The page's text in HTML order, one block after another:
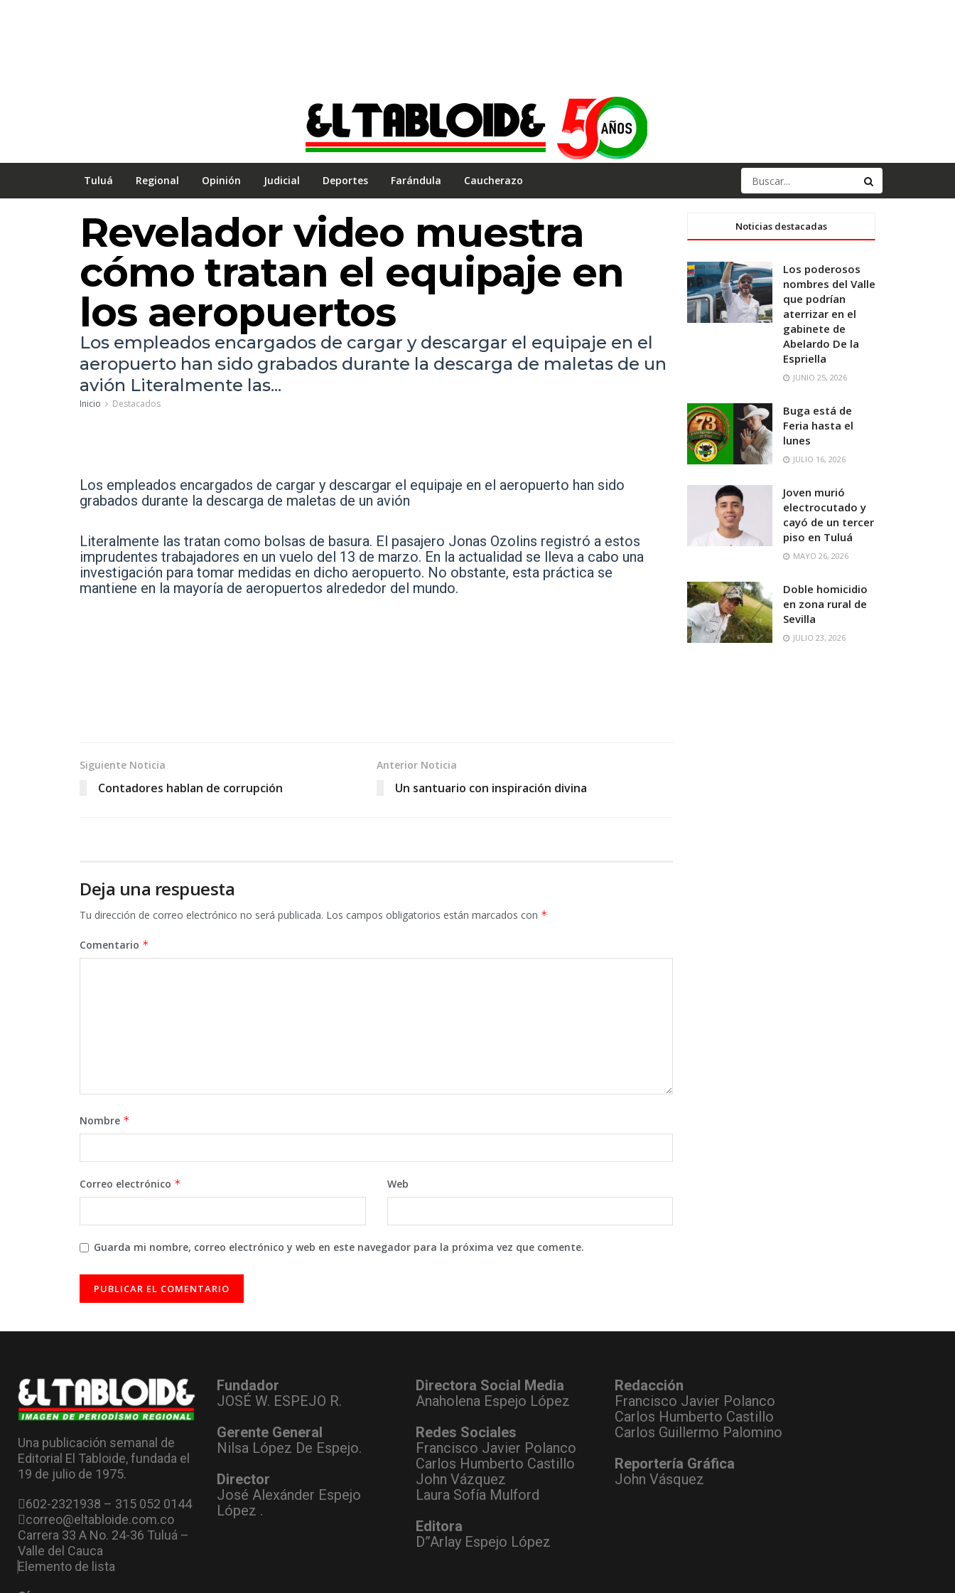
Tuluá Regional Opinión Judicial Deportes Farándula Caucherazo
Revelador video muestra
cómo tratan el equipaje en
los aeropuertos
Los empleados encargados de cargar y descargar el equipaje en el
aeropuerto han sido grabados durante la descarga de maletas de un
avión Literalmente las...
Inicio Destacados
Los empleados encargados de cargar y descargar el equipaje en el aeropuerto han sido
grabados durante la descarga de maletas de un avión
Literalmente las tratan como bolsas de basura. El pasajero Jonas Ozolins registró a estos
imprudentes trabajadores en un vuelo del 13 de marzo. En la actualidad se lleva a cabo una
investigación para tomar medidas en dicho aeropuerto. No obstante, esta práctica se
mantiene en la mayoría de aeropuertos alrededor del mundo.
Siguiente Noticia
Contadores hablan de corrupción
Anterior Noticia
Un santuario con inspiración divina
Deja una respuesta
Tu dirección de correo electrónico no será publicada. Los campos obligatorios están marcados con *
Comentario *
Nombre *
Correo electrónico * Web
Guarda mi nombre, correo electrónico y web en este navegador para la próxima vez que comente.
Noticias destacadas
Los poderosos
nombres del Valle
que podrían
aterrizar en el
gabinete de
Abelardo De la
Espriella
JUNIO 25, 2026
Buga está de
Feria hasta el
lunes
JULIO 16, 2026
Joven murió
electrocutado y
cayó de un tercer
piso en Tuluá
MAYO 26, 2026
Doble homicidio
en zona rural de
Sevilla
JULIO 23, 2026
Una publicación semanal de
Editorial El Tabloide, fundada el
19 de julio de 1975.
602-2321938 – 315 052 0144
correo@eltabloide.com.co
Carrera 33 A No. 24-36 Tuluá –
Valle del Cauca
Elemento de lista
Fundador
JOSÉ W. ESPEJO R.
Gerente General
Nilsa López De Espejo.
Director
José Alexánder Espejo
López .
Directora Social Media
Anaholena Espejo López
Redes Sociales
Francisco Javier Polanco
Carlos Humberto Castillo
John Vázquez
Laura Sofía Mulford
Editora
D”Arlay Espejo López
Redacción
Francisco Javier Polanco
Carlos Humberto Castillo
Carlos Guillermo Palomino
Reportería Gráfica
John Vásquez